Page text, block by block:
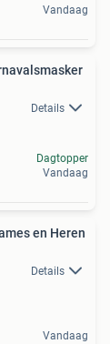
Vandaag
Details
Dagtopper
Vandaag
en Heren
Details
Vandaag